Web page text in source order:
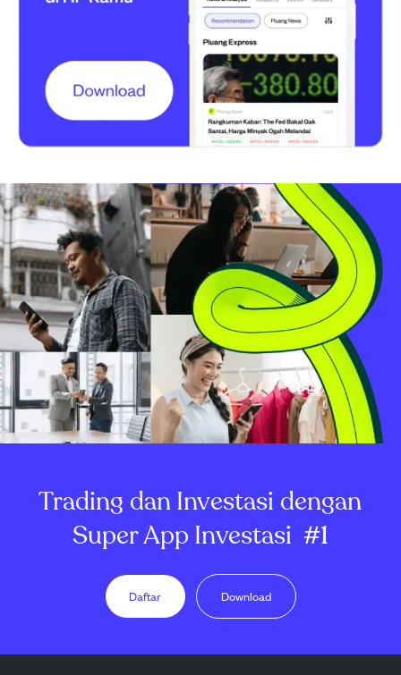
Trading dan Investasi dengan
Super App Investasi #1
Daftar Download